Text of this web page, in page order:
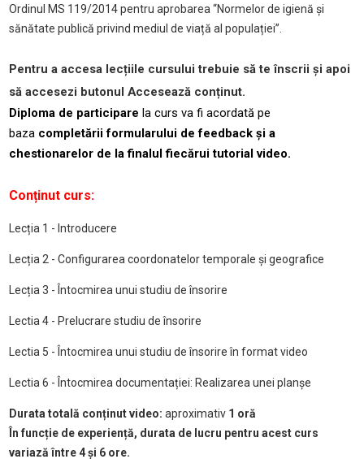
Ordinul MS 119/2014 pentru aprobarea “Normelor de igienă și
sănătate publică privind mediul de viață al populației”.
Pentru a accesa lecțiile cursului trebuie să te înscrii și apoi
să accesezi butonul Accesează conținut.
Diploma de participare la curs va fi acordată pe
baza completării formularului de feedback și a
chestionarelor de la finalul fiecărui tutorial video.
Conținut curs:
Lecția 1 - Introducere
Lecția 2 - Configurarea coordonatelor temporale și geografice
Lecția 3 - Întocmirea unui studiu de însorire
Lectia 4 - Prelucrare studiu de însorire
Lectia 5 - Întocmirea unui studiu de însorire în format video
Lectia 6 - Întocmirea documentației: Realizarea unei planșe
Durata totală conținut video: aproximativ 1 oră
În funcție de experiență, durata de lucru pentru acest curs
variază între 4 și 6 ore.